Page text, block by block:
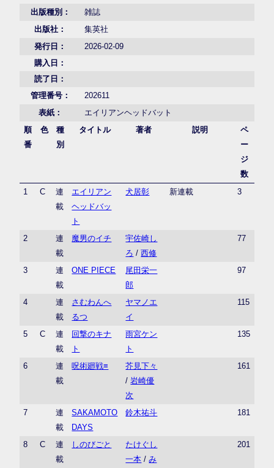
出版種別：
雑誌
出版社：
集英社
発行日：
2026-02-09
購入日：
読了日：
管理番号：
202611
表紙：
エイリアンヘッドバット
順
番
色
種
別
タイトル 著者 説明
ペ
ー
ジ
数
1
C
連
載
エイリアン
ヘッドバッ
ト
犬居彰 新連載 3
2
連
載
魔男のイチ
宇佐崎し
ろ /西修
77
3
連
載
ONE PIECE
尾田栄一
郎
97
4
連
載
さむわんへ
るつ
ヤマノエ
イ
115
5 C
連
載
回撃のキナ
ト
雨宮ケン
ト
135
6
連
載
呪術廻戦≡
芥見下々
/岩崎優
次
161
7
連
載
SAKAMOTO
DAYS
鈴木祐斗 181
8 C
連
載
しのびごと
たけぐし
一本 /み
201